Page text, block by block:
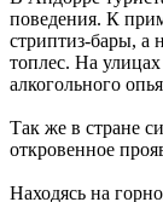
поведения. К
стриптиз-бары, а
топлес. На
алкогольного
Так же в стране
откровенное
Находясь на